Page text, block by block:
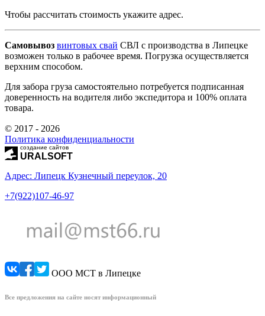
Чтобы рассчитать стоимость укажите адрес.
Самовывоз винтовых свай СВЛ с производства в Липецке
возможен только в рабочее время. Погрузка осуществляется
верхним способом.
Для забора груза самостоятельно потребуется подписанная
доверенность на водителя либо экспедитора и 100% оплата
товара.
© 2017 - 2026
Политика конфиденциальности
создание сайтов
URALSOFT
Адрес: Липецк Кузнечный переулок, 20
+7(922)107-46-97
ООО МСТ в Липецке
Все предложения на сайте носят информационный